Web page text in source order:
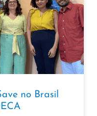
no Brasil